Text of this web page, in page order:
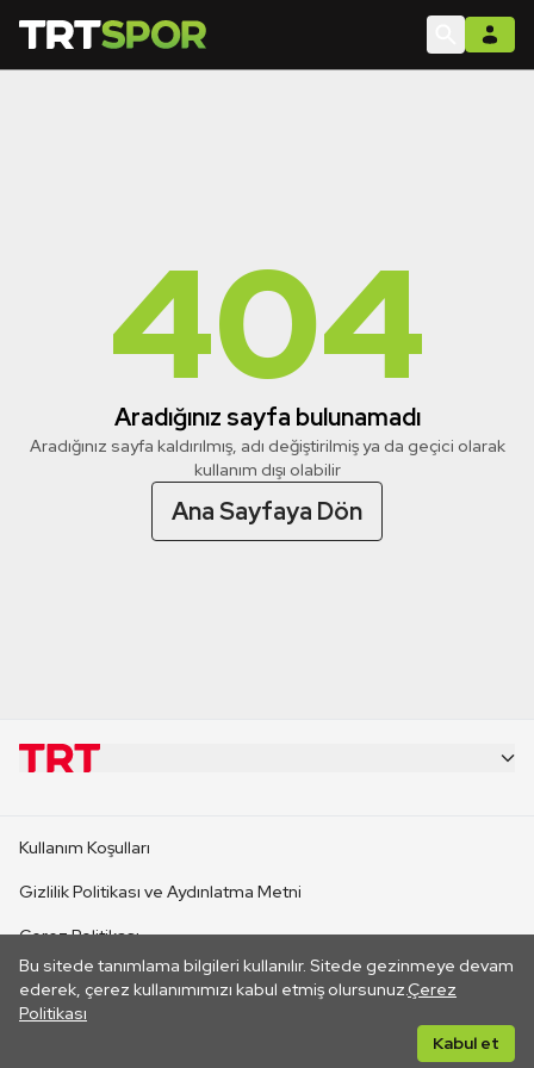
404
Aradığınız sayfa bulunamadı
Aradığınız sayfa kaldırılmış, adı değiştirilmiş ya da geçici olarak
kullanım dışı olabilir
Ana Sayfaya Dön
Bu sitede tanımlama bilgileri kullanılır. Sitede gezinmeye devam
ederek, çerez kullanımımızı kabul etmiş olursunuz.Çerez
Politikası
Kabul et
CANLI YAYINLAR
Kullanım Koşulları
Gizlilik Politikası ve Aydınlatma Metni
Çerez Politikası
İletişim
Her hakkı saklıdır. ©2026 TRT. Bağlantı yoluyla gidilen dış